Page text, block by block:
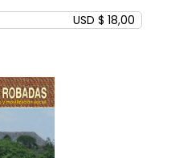
USD $ 18,00